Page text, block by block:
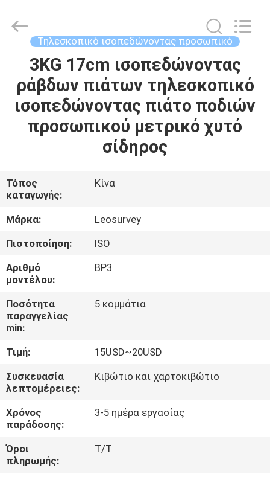
ΣΠΊΤΙ
ΠΡΟΪΌΝΤΑ
ΠΕΡΊΠΟΥ
ΓΎΡΟΣ
ΕΡΓΟΣΤΑΣΊΩΝ
ΠΟΙΟΤΙΚΌΣ
ΈΛΕΓΧΟΣ
ΜΑΣ
ΣΕ
ΕΠΑΦΉ
ΖΗΤΉΣΤΕ
ΈΝΑ
Instrument
Co.,Ltd.
Τηλεσκοπικό ισοπεδώνοντας προσωπικό
3KG 17cm ισοπεδώνοντας
ράβδων πιάτων τηλεσκοπικό
ισοπεδώνοντας πιάτο ποδιών
προσωπικού μετρικό χυτό
σίδηρος
Τόπος
καταγωγής:
Κίνα
Μάρκα:
Leosurvey
Πιστοποίηση:
ISO
Αριθμό
μοντέλου:
BP3
Ποσότητα
παραγγελίας
min:
5 κομμάτια
Τιμή:
15USD~20USD
Συσκευασία
λεπτομέρειες:
Κιβώτιο και χαρτοκιβώτιο
Χρόνος
παράδοσης:
3-5 ημέρα εργασίας
Όροι
πληρωμής:
T/T